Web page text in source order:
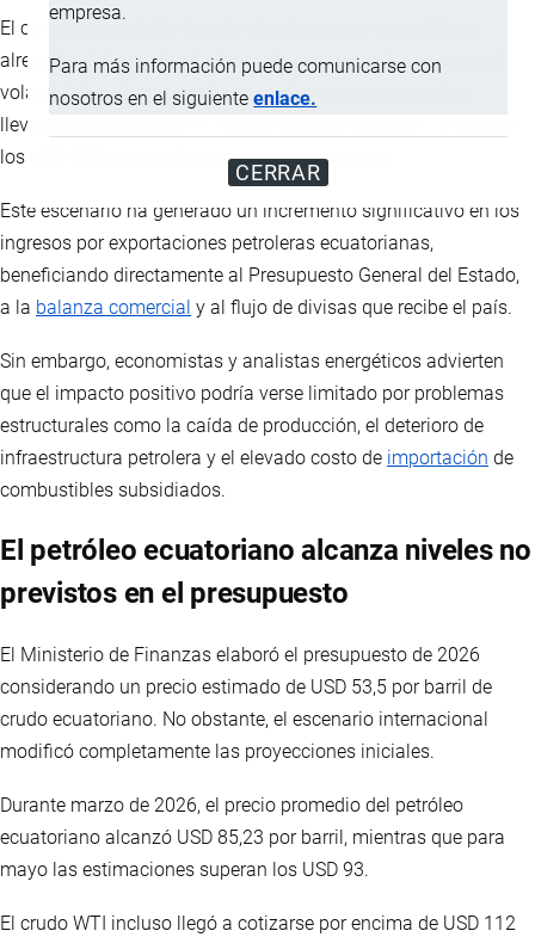
empresa.
Para más información puede comunicarse con
nosotros en el siguienteenlace.
CERRAR
El conflicto en Medio Oriente y las tensiones geopolíticas
alrededor del estrecho de Ormuz han provocado una elevada
volatilidad en los mercados energéticos internacionales,
llevando al petróleo WTI —referencia para Ecuador— a superar
los USD 100 por barril durante varias semanas.
Este escenario ha generado un incremento significativo en los
ingresos por exportaciones petroleras ecuatorianas,
beneficiando directamente al Presupuesto General del Estado,
a la balanza comercial y al flujo de divisas que recibe el país.
Sin embargo, economistas y analistas energéticos advierten
que el impacto positivo podría verse limitado por problemas
estructurales como la caída de producción, el deterioro de
infraestructura petrolera y el elevado costo de importación de
combustibles subsidiados.
El petróleo ecuatoriano alcanza niveles no
previstos en el presupuesto
El Ministerio de Finanzas elaboró el presupuesto de 2026
considerando un precio estimado de USD 53,5 por barril de
crudo ecuatoriano. No obstante, el escenario internacional
modificó completamente las proyecciones iniciales.
Durante marzo de 2026, el precio promedio del petróleo
ecuatoriano alcanzó USD 85,23 por barril, mientras que para
mayo las estimaciones superan los USD 93.
El crudo WTI incluso llegó a cotizarse por encima de USD 112